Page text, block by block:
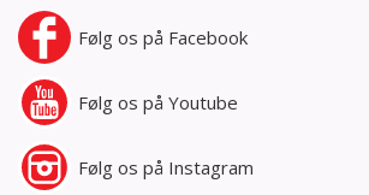
Følg os på Facebook
Følg os på Youtube
Følg os på Instagram